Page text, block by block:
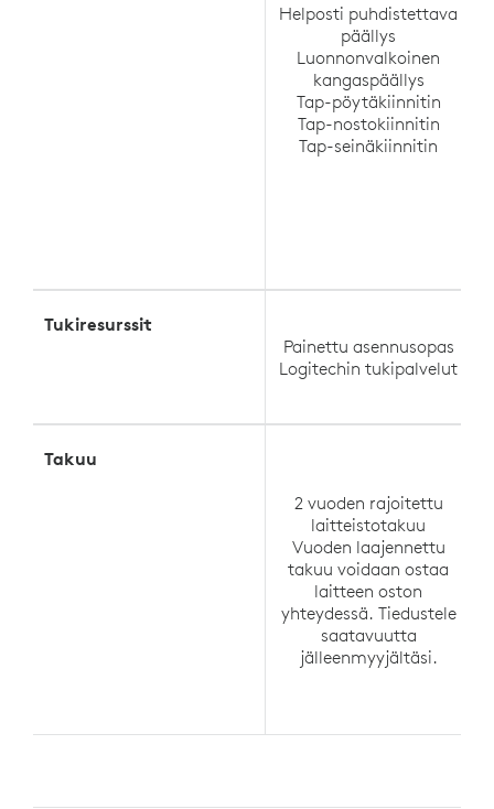
Helposti puhdistettava
päällys
Luonnonvalkoinen
kangaspäällys
Tap-pöytäkiinnitin
Tap-nostokiinnitin
Tap-seinäkiinnitin
Tukiresurssit
Painettu asennusopas
Logitechin tukipalvelut
Takuu
2 vuoden rajoitettu
laitteistotakuu
Vuoden laajennettu
takuu voidaan ostaa
laitteen oston
yhteydessä. Tiedustele
saatavuutta
jälleenmyyjältäsi.